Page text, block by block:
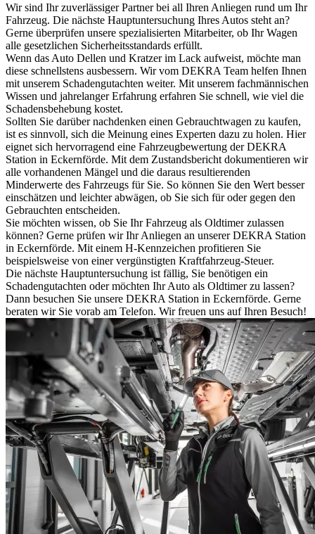
Wir sind Ihr zuverlässiger Partner bei all Ihren Anliegen rund um Ihr
Fahrzeug. Die nächste Hauptuntersuchung Ihres Autos steht an?
Gerne überprüfen unsere spezialisierten Mitarbeiter, ob Ihr Wagen
alle gesetzlichen Sicherheitsstandards erfüllt.
Wenn das Auto Dellen und Kratzer im Lack aufweist, möchte man
diese schnellstens ausbessern. Wir vom DEKRA Team helfen Ihnen
mit unserem Schadengutachten weiter. Mit unserem fachmännischen
Wissen und jahrelanger Erfahrung erfahren Sie schnell, wie viel die
Schadensbehebung kostet.
Sollten Sie darüber nachdenken einen Gebrauchtwagen zu kaufen,
ist es sinnvoll, sich die Meinung eines Experten dazu zu holen. Hier
eignet sich hervorragend eine Fahrzeugbewertung der DEKRA
Station in Eckernförde. Mit dem Zustandsbericht dokumentieren wir
alle vorhandenen Mängel und die daraus resultierenden
Minderwerte des Fahrzeugs für Sie. So können Sie den Wert besser
einschätzen und leichter abwägen, ob Sie sich für oder gegen den
Gebrauchten entscheiden.
Sie möchten wissen, ob Sie Ihr Fahrzeug als Oldtimer zulassen
können? Gerne prüfen wir Ihr Anliegen an unserer DEKRA Station
in Eckernförde. Mit einem H-Kennzeichen profitieren Sie
beispielsweise von einer vergünstigten Kraftfahrzeug-Steuer.
Die nächste Hauptuntersuchung ist fällig, Sie benötigen ein
Schadengutachten oder möchten Ihr Auto als Oldtimer zu lassen?
Dann besuchen Sie unsere DEKRA Station in Eckernförde. Gerne
beraten wir Sie vorab am Telefon. Wir freuen uns auf Ihren Besuch!